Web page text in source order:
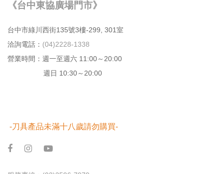
《台中東協廣場門市》
台中市綠川⻄街135號3樓-299, 301室
洽詢電話： (04)2228-1338
營業時間：週⼀⾄週六 11:00～20:00
週日 10:30～20:00
-刀具產品未滿十八歲請勿購買-